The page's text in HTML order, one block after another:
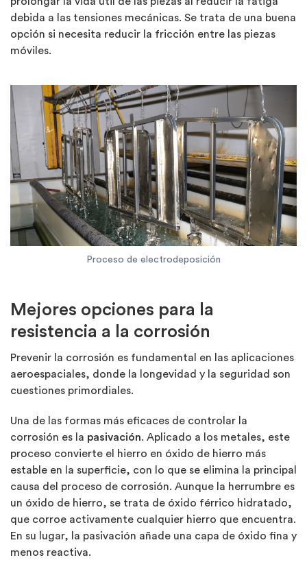
debida a las tensiones mecánicas. Se trata de una buena
opción si necesita reducir la fricción entre las piezas
móviles.
Proceso de electrodeposición
Mejores opciones para la
resistencia a la corrosión
Prevenir la corrosión es fundamental en las aplicaciones
aeroespaciales, donde la longevidad y la seguridad son
cuestiones primordiales.
Una de las formas más eficaces de controlar la
corrosión es la pasivación. Aplicado a los metales, este
proceso convierte el hierro en óxido de hierro más
estable en la superficie, con lo que se elimina la principal
causa del proceso de corrosión. Aunque la herrumbre es
un óxido de hierro, se trata de óxido férrico hidratado,
que corroe activamente cualquier hierro que encuentra.
En su lugar, la pasivación añade una capa de óxido fina y
menos reactiva.